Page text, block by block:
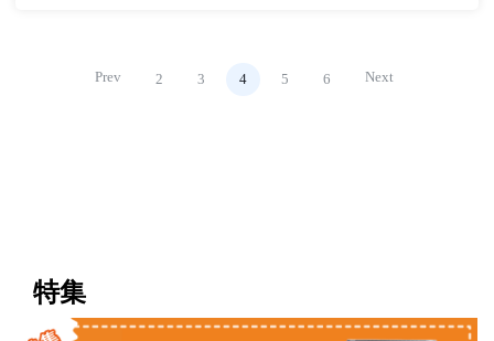
Prev 2 3 4 5 6 Next
特集